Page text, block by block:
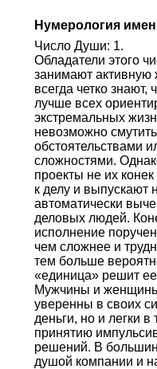
Нумерология
Число Души: 1.
Обладатели этого
занимают
всегда четко знают,
лучше всех
экстремальных
невозможно
обстоятельствами
сложностями.
проекты не их
к делу и выпускают
автоматически
деловых людей.
исполнение
чем сложнее и
тем больше
«единица» решит
Мужчины и
уверенны в своих
деньги, но и легки
принятию
решений. В
душой компании и